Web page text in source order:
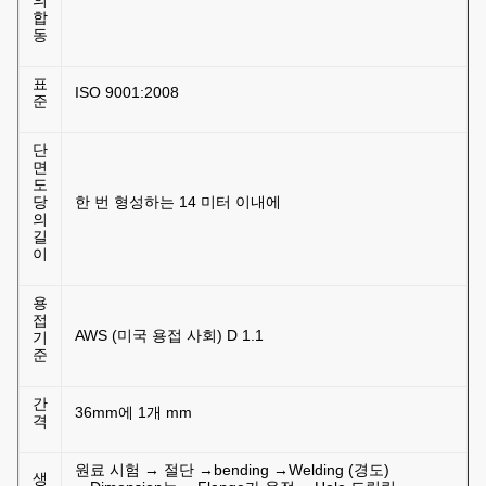
합
동
표
준
ISO 9001:2008
단
면
도
당
의
길
이
한 번 형성하는 14 미터 이내에
용
접
기
준
AWS (미국 용접 사회) D 1.1
간
격
36mm에 1개 mm
생
원료 시험 → 절단 →bending →Welding (경도)